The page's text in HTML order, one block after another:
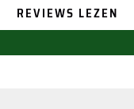
REVIEWS LEZEN